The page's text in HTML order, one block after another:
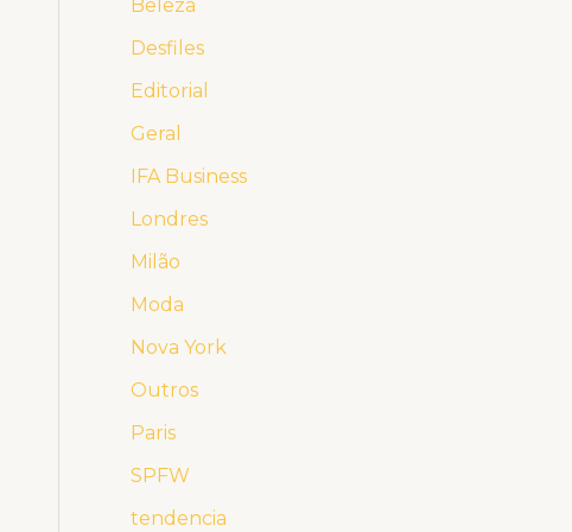
Beleza
Desfiles
Editorial
Geral
IFA Business
Londres
Milão
Moda
Nova York
Outros
Paris
SPFW
tendencia